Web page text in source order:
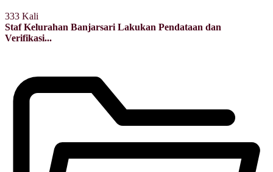
333 Kali
Staf Kelurahan Banjarsari Lakukan Pendataan dan
Verifikasi...